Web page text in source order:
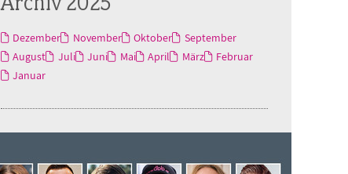
Dezember November Oktober
September
August
Juli Juni Mai April März
Februar
Januar